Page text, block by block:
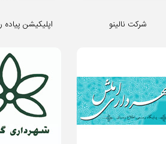
اپلیکیشن پیاده شرکت نالینو